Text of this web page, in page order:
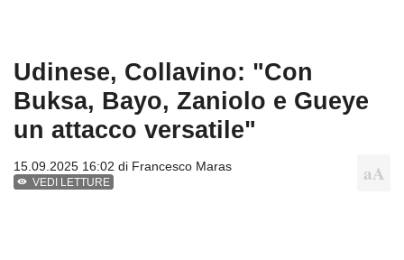
Udinese, Collavino: "Con
Buksa, Bayo, Zaniolo e Gueye
un attacco versatile"
15.09.2025 16:02 di Francesco Maras
VEDI LETTURE